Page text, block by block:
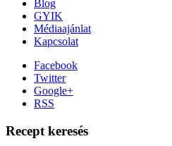
Blog
GYIK
Médiaajánlat
Kapcsolat
Facebook
Twitter
Google+
RSS
Recept keresés